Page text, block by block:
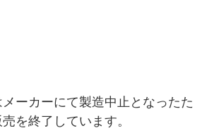
ーカーにて製造中止となったた
を終了しています。